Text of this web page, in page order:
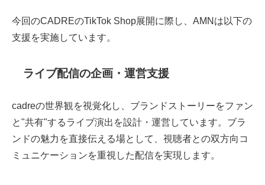
今回のCADREのTikTok Shop展開に際し、AMNは以下の
支援を実施しています。
ライブ配信の企画・運営支援
cadreの世界観を視覚化し、ブランドストーリーをファン
と"共有"するライブ演出を設計・運営しています。ブラ
ンドの魅力を直接伝える場として、視聴者との双方向コ
ミュニケーションを重視した配信を実現します。